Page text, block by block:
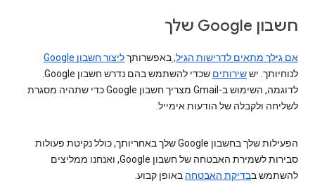
חשבון Google שלך
אם גילך מתאים לדרישות הגיל,באפשרותךליצור חשבון Google
לנוחיותך. יששירותים
שכדי להשתמש בהם נדרש חשבון Google.
לדוגמה, השימוש ב-Gmail מצריך חשבון Google כדי שתהיה מסגרת
לשליחה ולקבלה של הודעות אימייל.
הפעילות שלך בחשבון Google שלך באחריותך, כולל נקיטת פעולות
סבירות לשמירת האבטחה של חשבון Google, ואנחנו ממליצים
להשתמש בבדיקת האבטחה באופן קבוע.